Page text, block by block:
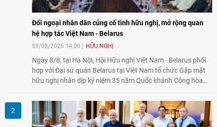
Đối ngoại nhân dân củng cố tình hữu nghị, mở rộng quan
hệ hợp tác Việt Nam - Belarus
09/08/2026 14:00 HỮU NGHỊ
Ngày 8/8, tại Hà Nội, Hội Hữu nghị Việt Nam - Belarus phối
hợp với Đại sứ quán Belarus tại Việt Nam tổ chức Gặp mặt
hữu nghị nhân dịp kỷ niệm 35 năm Quốc khánh Cộng hòa
nhân dân trong củng cố tình hữu nghị, mở rộng hợp tác thiết
thực và làm sâu sắc quan hệ Đối tác chiến lược Việt Nam -
Belarus.